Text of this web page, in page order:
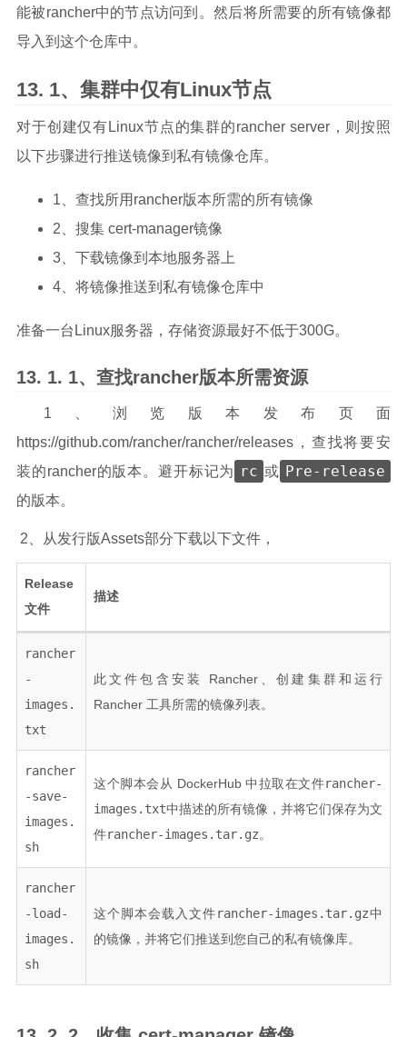
能被rancher中的节点访问到。然后将所需要的所有镜像都
导入到这个仓库中。
1、集群中仅有Linux节点
对于创建仅有Linux节点的集群的rancher server，则按照
以下步骤进行推送镜像到私有镜像仓库。
1、查找所用rancher版本所需的所有镜像
2、搜集 cert-manager镜像
3、下载镜像到本地服务器上
4、将镜像推送到私有镜像仓库中
准备一台Linux服务器，存储资源最好不低于300G。
1、查找rancher版本所需资源
​ 1、浏览版本发布页面
https://github.com/rancher/rancher/releases，查找将要安
装的rancher的版本。避开标记为 rc 或 Pre-release
的版本。
​ 2、从发行版Assets部分下载以下文件，
Release
文件
描述
rancher
-
images.
txt
此文件包含安装 Rancher、创建集群和运行
Rancher 工具所需的镜像列表。
rancher
-save-
images.
sh
这个脚本会从 DockerHub 中拉取在文件rancher-
images.txt中描述的所有镜像，并将它们保存为文
件rancher-images.tar.gz。
rancher
-load-
images.
sh
这个脚本会载入文件rancher-images.tar.gz中
的镜像，并将它们推送到您自己的私有镜像库。